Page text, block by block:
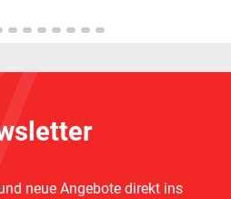
neue Angebote direkt ins